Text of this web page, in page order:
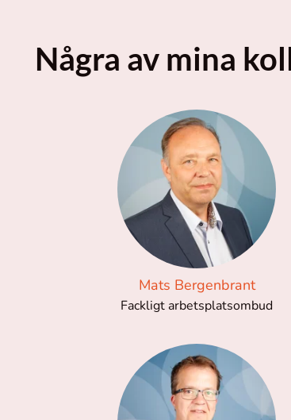
Några av mina
Mats Bergenbrant
Fackligt arbetsplatsombud